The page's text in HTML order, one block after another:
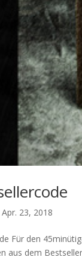
Apr. 23, 2018
Für den
aus dem